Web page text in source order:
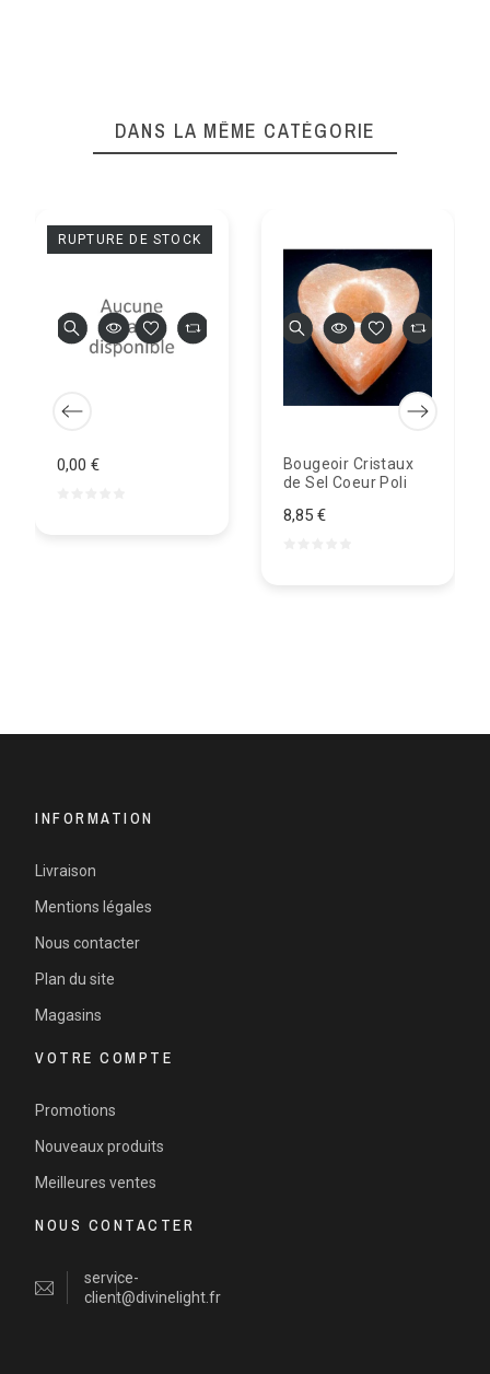
DANS LA MÊME CATÉGORIE
0,00 €
RUPTURE DE STOCK
Bougeoir Cristaux
de Sel Coeur Poli
8,85 €
INFORMATION
Livraison
Mentions légales
Nous contacter
Plan du site
Magasins
VOTRE COMPTE
Promotions
Nouveaux produits
Meilleures ventes
NOUS CONTACTER
service-
client@divinelight.fr